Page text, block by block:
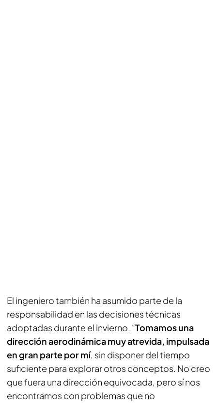
El ingeniero también ha asumido parte de la
responsabilidad en las decisiones técnicas
adoptadas durante el invierno. “Tomamos una
dirección aerodinámica muy atrevida, impulsada
en gran parte por mí, sin disponer del tiempo
suficiente para explorar otros conceptos. No creo
que fuera una dirección equivocada, pero sí nos
encontramos con problemas que no